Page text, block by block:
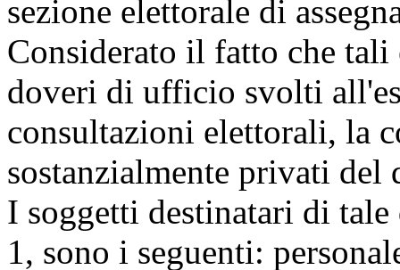
sezione elettorale di
Considerato il fatto che tali
doveri di ufficio svolti
consultazioni elettorali, la
sostanzialmente privati
I soggetti destinatari di
1, sono i seguenti: